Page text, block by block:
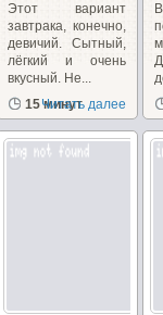
Этот вариант
завтрака, конечно,
девичий. Сытный,
лёгкий и очень
вкусный. Не...
15 минут
Читать далее